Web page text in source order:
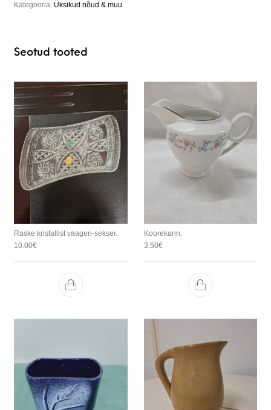
Kategooria: Üksikud nõud & muu
Seotud tooted
Raske kristallist vaagen-sekser.
10.00€
Koorekann.
3.50€